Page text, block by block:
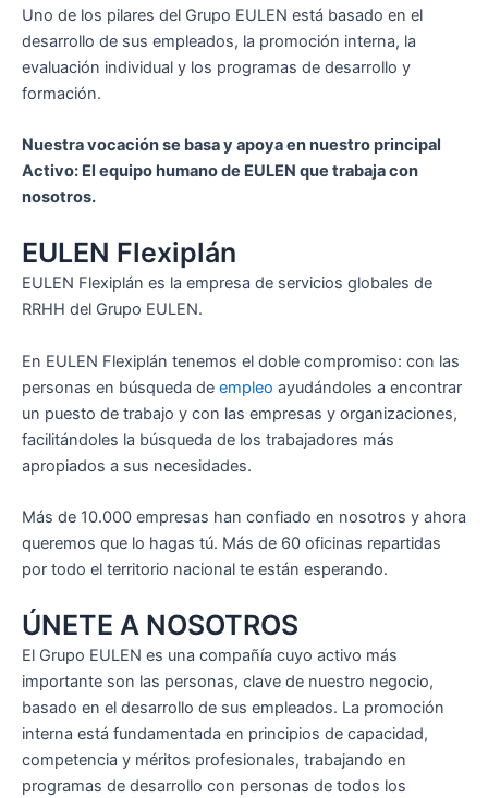
Uno de los pilares del Grupo EULEN está basado en el
desarrollo de sus empleados, la promoción interna, la
evaluación individual y los programas de desarrollo y
formación.
Nuestra vocación se basa y apoya en nuestro principal
Activo: El equipo humano de EULEN que trabaja con
nosotros.
EULEN Flexiplán
EULEN Flexiplán es la empresa de servicios globales de
RRHH del Grupo EULEN.
En EULEN Flexiplán tenemos el doble compromiso: con las
personas en búsqueda de empleo ayudándoles a encontrar
un puesto de trabajo y con las empresas y organizaciones,
facilitándoles la búsqueda de los trabajadores más
apropiados a sus necesidades.
Más de 10.000 empresas han confiado en nosotros y ahora
queremos que lo hagas tú. Más de 60 oficinas repartidas
por todo el territorio nacional te están esperando.
ÚNETE A NOSOTROS
El Grupo EULEN es una compañía cuyo activo más
importante son las personas, clave de nuestro negocio,
basado en el desarrollo de sus empleados. La promoción
interna está fundamentada en principios de capacidad,
competencia y méritos profesionales, trabajando en
programas de desarrollo con personas de todos los